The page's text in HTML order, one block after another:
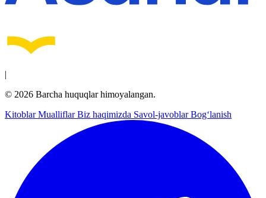
|
© 2026 Barcha huquqlar himoyalangan.
KitoblarMualliflarBiz haqimizda Savol-javoblarBog‘lanish